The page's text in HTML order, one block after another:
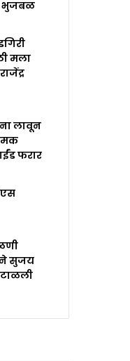
भुजबळ
मला
लावून
फरार
एस
सुजय